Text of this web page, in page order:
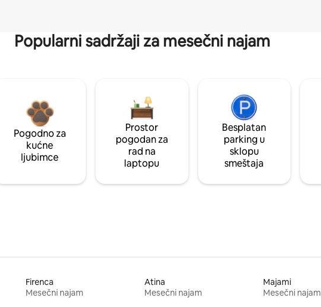
Popularni sadržaji za mesečni najam
Pogodno za
kućne
ljubimce
Prostor
pogodan za
rad na
laptopu
Besplatan
parking u
sklopu
smeštaja
Firenca
Mesečni najam
Atina
Mesečni najam
Majami
Mesečni najam